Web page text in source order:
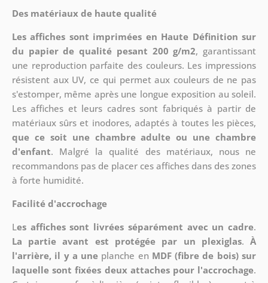
Des matériaux de haute qualité
Les affiches sont imprimées en Haute Définition sur
du papier de qualité pesant 200 g/m2, garantissant
une reproduction parfaite des couleurs. Les impressions
résistent aux UV, ce qui permet aux couleurs de ne pas
s'estomper, même après une longue exposition au soleil.
Les affiches et leurs cadres sont fabriqués à partir de
matériaux sûrs et inodores, adaptés à toutes les pièces,
que ce soit une chambre adulte ou une chambre
d'enfant. Malgré la qualité des matériaux, nous ne
recommandons pas de placer ces affiches dans des zones
à forte humidité.
Facilité d'accrochage
Les affiches sont livrées séparément avec un cadre.
La partie avant est protégée par un plexiglas.À
l'arrière, il y a une planche en MDF (fibre de bois) sur
laquelle sont fixées deux attaches pour l'accrochage.